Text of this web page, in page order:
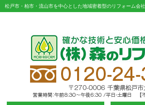
松戸市・柏市・流山市を中心とした地域密着型のリフォーム会